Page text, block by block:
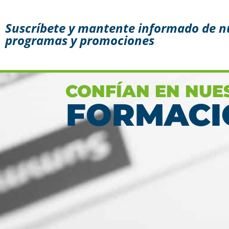
Conoce aquí las razones
Ver más
Suscríbete y mantente informado de
programas y promociones
CONFÍAN EN